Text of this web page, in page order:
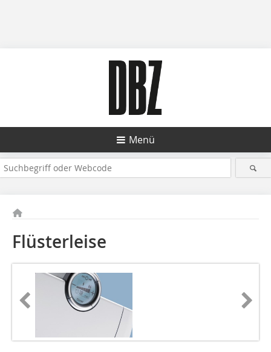
Menü
Flüsterleise